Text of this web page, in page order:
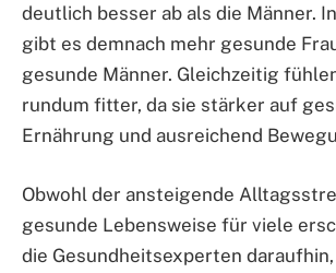
deutlich besser ab als die Männer.
gibt es demnach mehr gesunde
gesunde Männer. Gleichzeitig
rundum fitter, da sie stärker auf
Ernährung und ausreichend
Obwohl der ansteigende
gesunde Lebensweise für viele
die Gesundheitsexperten